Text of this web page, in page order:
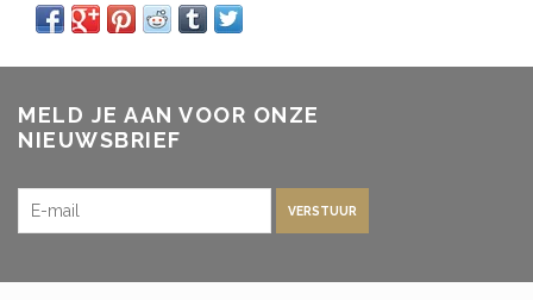
MELD JE AAN VOOR ONZE
NIEUWSBRIEF
VERSTUUR